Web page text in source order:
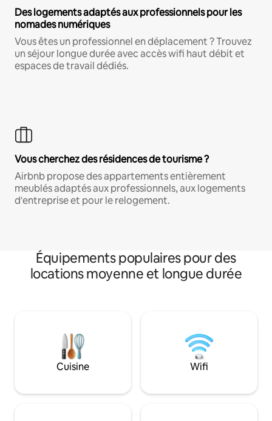
Des logements adaptés aux professionnels pour les
nomades numériques
Vous êtes un professionnel en déplacement ? Trouvez
un séjour longue durée avec accès wifi haut débit et
espaces de travail dédiés.
Vous cherchez des résidences de tourisme ?
Airbnb propose des appartements entièrement
meublés adaptés aux professionnels, aux logements
d'entreprise et pour le relogement.
Équipements populaires pour des
locations moyenne et longue durée
Cuisine Wifi